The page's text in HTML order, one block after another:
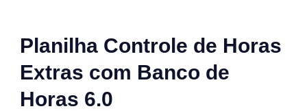
Planilha Controle de Horas
Extras com Banco de
Horas 6.0